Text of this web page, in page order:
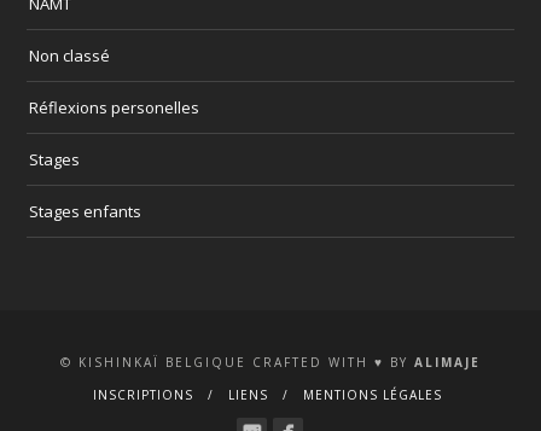
Non classé
Réflexions personelles
Stages
Stages enfants
© KISHINKAÏ BELGIQUE CRAFTED WITH ♥ BY ALIMAJE
INSCRIPTIONS
LIENS MENTIONS LÉGALES